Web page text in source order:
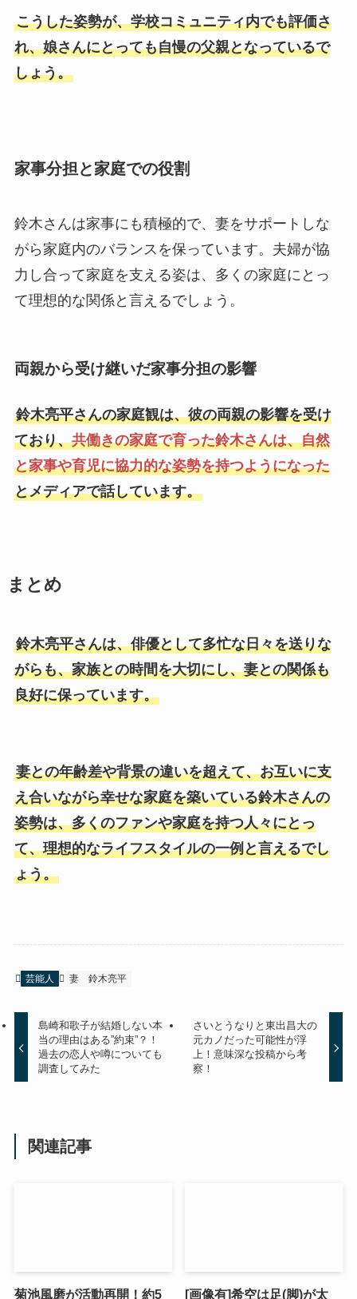
こうした姿勢が、学校コミュニティ内でも評価さ
れ、娘さんにとっても自慢の父親となっているで
しょう。
家事分担と家庭での役割
鈴木さんは家事にも積極的で、妻をサポートしな
がら家庭内のバランスを保っています。夫婦が協
力し合って家庭を支える姿は、多くの家庭にとっ
て理想的な関係と言えるでしょう。
両親から受け継いだ家事分担の影響
鈴木亮平さんの家庭観は、彼の両親の影響を受け
ており、共働きの家庭で育った鈴木さんは、自然
と家事や育児に協力的な姿勢を持つようになった
とメディアで話しています。
まとめ
鈴木亮平さんは、俳優として多忙な日々を送りな
がらも、家族との時間を大切にし、妻との関係も
良好に保っています。
妻との年齢差や背景の違いを超えて、お互いに支
え合いながら幸せな家庭を築いている鈴木さんの
姿勢は、多くのファンや家庭を持つ人々にとっ
て、理想的なライフスタイルの一例と言えるでし
ょう。
芸能人 妻 鈴木亮平
島崎和歌子が結婚しない本
当の理由はある”約束”？！
過去の恋人や噂についても
調査してみた
さいとうなりと東出昌大の
元カノだった可能性が浮
上！意味深な投稿から考
察！
関連記事
菊池風磨が活動再開！約5 [画像有]希空は足(脚)が太